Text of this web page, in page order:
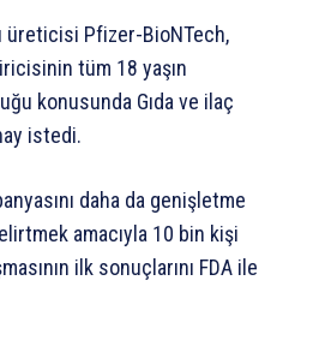
üreticisi Pfizer-BioNTech,
tüm 18 yaşın
konusunda Gıda ve ilaç
istedi.
daha da genişletme
amacıyla 10 bin kişi
ilk sonuçlarını FDA ile